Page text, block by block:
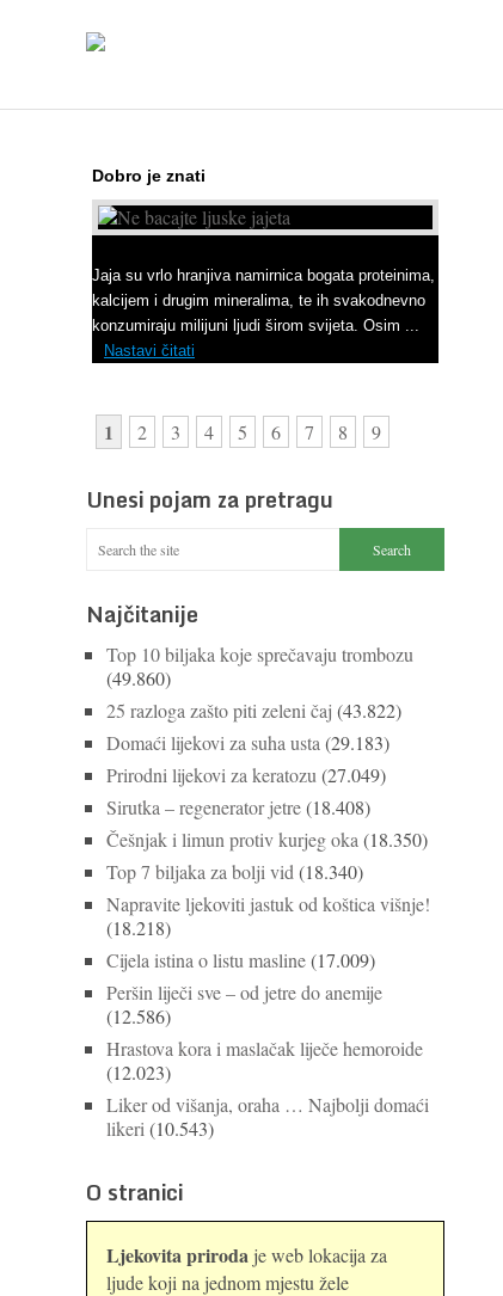
Dobro je znati
Jaja su vrlo hranjiva namirnica bogata proteinima,
kalcijem i drugim mineralima, te ih svakodnevno
konzumiraju milijuni ljudi širom svijeta. Osim ...
Nastavi čitati
1 2 3 4 5 6 7 8 9
Unesi pojam za pretragu
Najčitanije
Top 10 biljaka koje sprečavaju trombozu
(49.860)
25 razloga zašto piti zeleni čaj (43.822)
Domaći lijekovi za suha usta (29.183)
Prirodni lijekovi za keratozu (27.049)
Sirutka – regenerator jetre(18.408)
Češnjak i limun protiv kurjeg oka (18.350)
Top 7 biljaka za bolji vid (18.340)
Napravite ljekoviti jastuk od koštica višnje!
(18.218)
Cijela istina o listu masline(17.009)
Peršin liječi sve – od jetre do anemije
(12.586)
Hrastova kora i maslačak liječe hemoroide
(12.023)
Liker od višanja, oraha … Najbolji domaći
likeri (10.543)
O stranici
Ljekovita priroda je web lokacija za
ljude koji na jednom mjestu žele